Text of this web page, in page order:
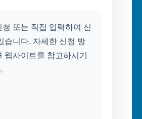
청 또는 직접 입력하여 신
습니다. 자세한 신청 방
웹사이트를 참고하시기